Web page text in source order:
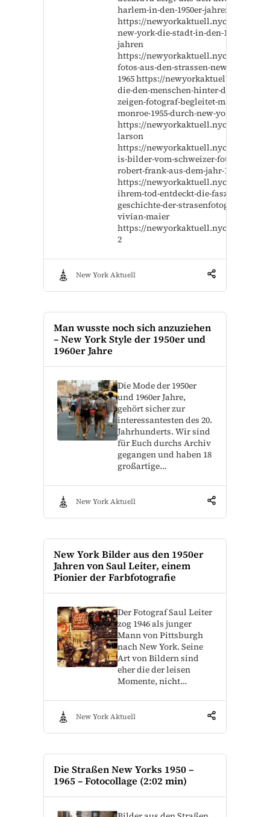
harlem-in-den-1950er-jahren
https://newyorkaktuell.nyc/
new-york-die-stadt-in-den-1950er-
jahren
https://newyorkaktuell.nyc/collage-
fotos-aus-den-strassen-new-yorks-
1965 https://newyorkaktuell.nyc/
die-den-menschen-hinter-dem-image-
zeigen-fotograf-begleitet-marilyn-
monroe-1955-durch-new-york
https://newyorkaktuell.nyc/frank-
larson
https://newyorkaktuell.nyc/new-york-
is-bilder-vom-schweizer-fotograf-
robert-frank-aus-dem-jahr-1958
https://newyorkaktuell.nyc/nach-
ihrem-tod-entdeckt-die-faszinierende-
geschichte-der-strasenfotografin-
vivian-maier
https://newyorkaktuell.nyc/ernst-
2
New York Aktuell
Man wusste noch sich anzuziehen
– New York Style der 1950er und
1960er Jahre
Die Mode der 1950er
und 1960er Jahre,
gehört sicher zur
interessantesten des 20.
Jahrhunderts. Wir sind
für Euch durchs Archiv
gegangen und haben 18
großartige…
New York Aktuell
New York Bilder aus den 1950er
Jahren von Saul Leiter, einem
Pionier der Farbfotografie
Der Fotograf Saul Leiter
zog 1946 als junger
Mann von Pittsburgh
nach New York. Seine
Art von Bildern sind
eher die der leisen
Momente, nicht…
New York Aktuell
Die Straßen New Yorks 1950 –
1965 – Fotocollage (2:02 min)